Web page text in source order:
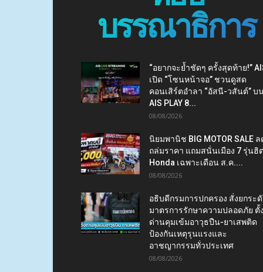
บรรณาธิการ
“อยากจะย้ำชัดๆ ครั้งสุดท้าย!”
เปิด “โซนหน้าจอ” ชวนดูสด
คอนเสิร์ตอำลา “อัสนี-วสันต์” บ
AIS PLAY 8...
08/08/2026
นิยมพานิช BIG MOTOR SALE ล
ถล่มราคา แถมสนั่นเมือง 7 รุ่นฮิ
Honda เฉพาะเดือน ส.ค....
08/08/2026
อธิบดีกรมการปกครอง สั่งยกระ
มาตรการรักษาความปลอดภัย ตั้
ด่านคุมเข้มอาวุธปืน-ยาเสพติด
ป้องกันเหตุรุนแรงและ
อาชญากรรมทั่วประเทศ
08/08/2026